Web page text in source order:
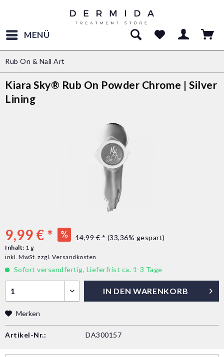
MENÜ
Rub On & Nail Art
Kiara Sky® Rub On Powder Chrome | Silver
Lining
9,99 € * 14,99 € * (33,36% gespart)
Inhalt: 1 g
inkl. MwSt. zzgl. Versandkosten
Sofort versandfertig, Lieferfrist ca. 1-3 Tage
IN DEN WARENKORB
Merken
Artikel-Nr.: DA300157